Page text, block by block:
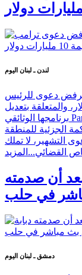
لندن ـ لبنان اليوم
برفض دعوى للرئيس
10 مليارات دولار، والمتعلقة بتعديل
برنامجها الوثائقي Panorama قبل وصول القضية إلى المحكمة. وفي
الجزئية للمنطقة
التشهير، لا تملك
القضائي... المزيد
أن صدمته
في حلب
دمشق ـ لبنان اليوم